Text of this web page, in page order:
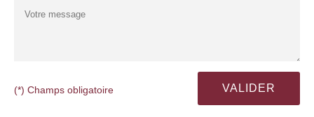
(*) Champs obligatoire